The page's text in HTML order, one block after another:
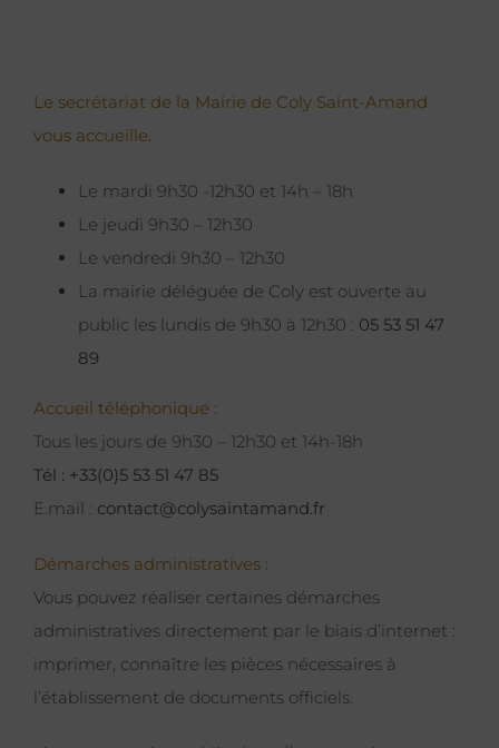
Le secrétariat de la Mairie de Coly Saint-Amand
vous accueille.
Le mardi 9h30 -12h30 et 14h – 18h
Le jeudi 9h30 – 12h30
Le vendredi 9h30 – 12h30
La mairie déléguée de Coly est ouverte au
public les lundis de 9h30 à 12h30 : 05 53 51 47
89
Accueil téléphonique :
Tous les jours de 9h30 – 12h30 et 14h-18h
Tél : +33(0)5 53 51 47 85
E.mail : contact@colysaintamand.fr
Démarches administratives :
Vous pouvez réaliser certaines démarches
administratives directement par le biais d’internet :
imprimer, connaître les pièces nécessaires à
l’établissement de documents officiels.